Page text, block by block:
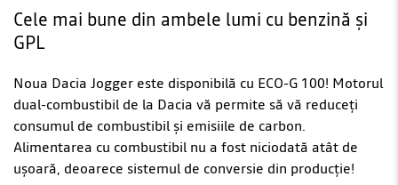
Cele mai bune din ambele lumi cu benzină și
GPL
Noua Dacia Jogger este disponibilă cu ECO-G 100! Motorul
dual-combustibil de la Dacia vă permite să vă reduceți
consumul de combustibil și emisiile de carbon.
Alimentarea cu combustibil nu a fost niciodată atât de
ușoară, deoarece sistemul de conversie din producție!